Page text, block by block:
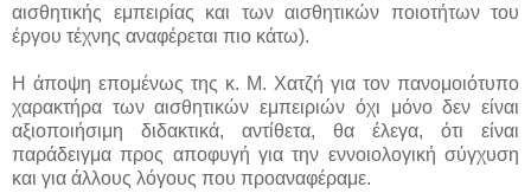
αισθητικής εμπειρίας και των αισθητικών ποιοτήτων του
έργου τέχνης αναφέρεται πιο κάτω).
Η άποψη επομένως της κ. Μ. Χατζή για τον πανομοιότυπο
χαρακτήρα των αισθητικών εμπειριών όχι μόνο δεν είναι
αξιοποιήσιμη διδακτικά, αντίθετα, θα έλεγα, ότι είναι
παράδειγμα προς αποφυγή για την εννοιολογική σύγχυση
και για άλλους λόγους που προαναφέραμε.